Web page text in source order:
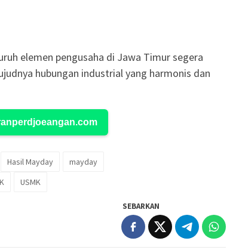
elemen pengusaha di Jawa Timur segera
hubungan industrial yang harmonis dan
Hasil Mayday
mayday
USMK
SEBARKAN